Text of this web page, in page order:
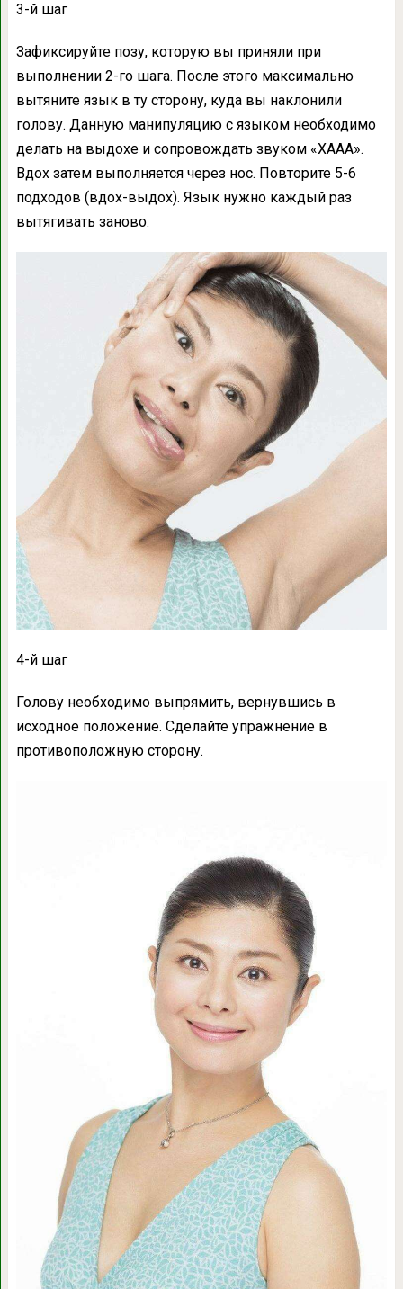
3-й шаг
Зафиксируйте позу, которую вы приняли при
выполнении 2-го шага. После этого максимально
вытяните язык в ту сторону, куда вы наклонили
голову. Данную манипуляцию с языком необходимо
делать на выдохе и сопровождать звуком «ХААА».
Вдох затем выполняется через нос. Повторите 5-6
подходов (вдох-выдох). Язык нужно каждый раз
вытягивать заново.
4-й шаг
Голову необходимо выпрямить, вернувшись в
исходное положение. Сделайте упражнение в
противоположную сторону.